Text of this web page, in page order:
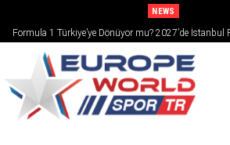
NEWS
Formula 1 Türkiye’ye Dönüyor mu? 2027’de İstanbul